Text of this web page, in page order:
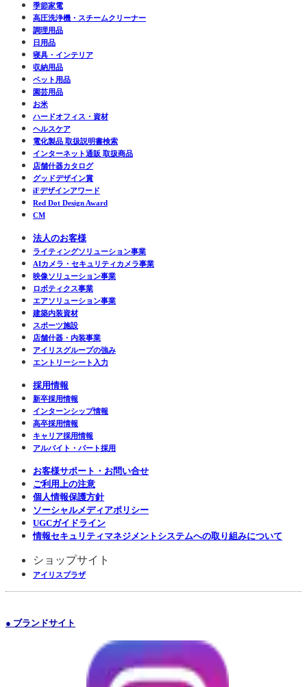
季節家電
高圧洗浄機・スチームクリーナー
調理用品
日用品
寝具・インテリア
収納用品
ペット用品
園芸用品
お米
ハードオフィス・資材
ヘルスケア
電化製品 取扱説明書検索
インターネット通販 取扱商品
店舗什器カタログ
グッドデザイン賞
iFデザインアワード
Red Dot Design Award
CM
法人のお客様
ライティングソリューション事業
AIカメラ・セキュリティカメラ事業
映像ソリューション事業
ロボティクス事業
エアソリューション事業
建築内装資材
スポーツ施設
店舗什器・内装事業
アイリスグループの強み
エントリーシート入力
採用情報
新卒採用情報
インターンシップ情報
高卒採用情報
キャリア採用情報
アルバイト・パート採用
お客様サポート・お問い合せ
ご利用上の注意
個人情報保護方針
ソーシャルメディアポリシー
UGCガイドライン
情報セキュリティマネジメントシステムへの取り組みについて
ショップサイト
アイリスプラザ
● ブランドサイト